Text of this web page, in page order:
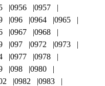
0956
0957
096 0964
0965
0967
0968
097 0972
0973
0977
0978
098
0980
0982
0983